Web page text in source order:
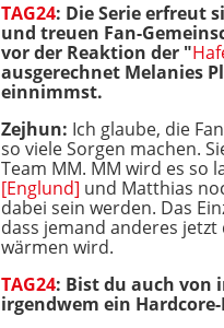
TAG24: Die Serie erfreut
und treuen Fan-
vor der Reaktion der "
ausgerechnet Melanies
einnimmst.
Zejhun: Ich glaube, die
so viele Sorgen machen.
Team MM. MM wird es so
[Englund] und Matthias
dabei sein werden. Das
dass jemand anderes
wärmen wird.
TAG24: Bist du auch von
irgendwem ein Hardcore-